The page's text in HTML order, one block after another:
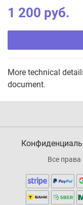
1 200 руб.
More technical
document.
Все